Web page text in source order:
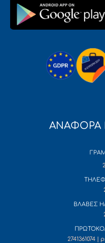
ΑΝΑΦΟΡΑ
ΒΛΑΒΕΣ
2741361074